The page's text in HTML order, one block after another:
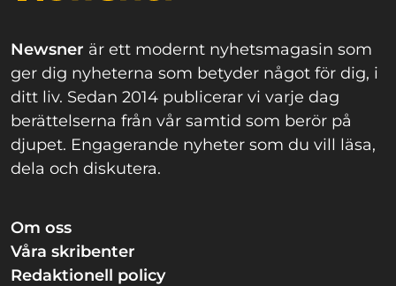
Newsner är ett modernt nyhetsmagasin som
ger dig nyheterna som betyder något för dig, i
ditt liv. Sedan 2014 publicerar vi varje dag
berättelserna från vår samtid som berör på
djupet. Engagerande nyheter som du vill läsa,
dela och diskutera.
Om oss
Våra skribenter
Redaktionell policy